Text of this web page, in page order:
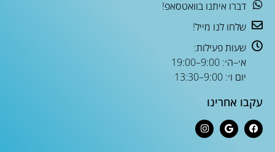
דברו איתנו בוואטסאפ!
שלחו לנו מייל!
שעות פעילות:
א׳–ה׳: 9:00–19:00
יום ו׳: 9:00–13:30
עקבו אחרינו